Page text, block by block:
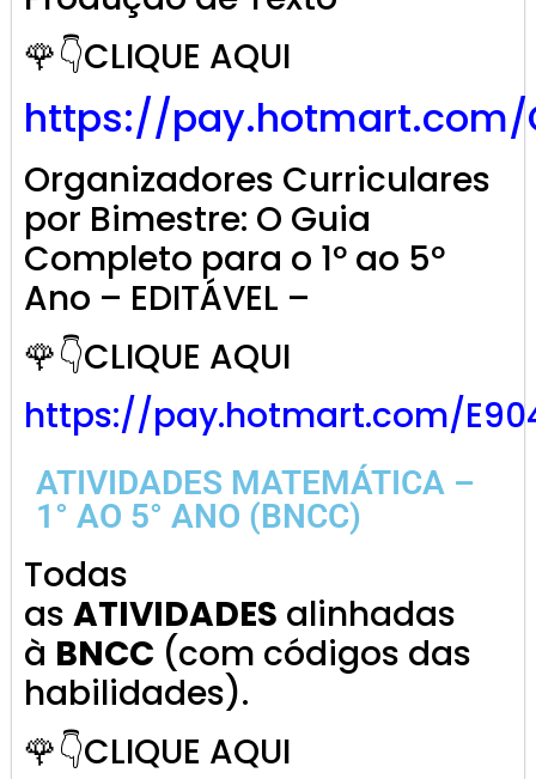
🌹👇CLIQUE AQUI
https://pay.hotmart.com/
Organizadores Curriculares
por Bimestre: O Guia
Completo para o 1º ao 5º
Ano – EDITÁVEL –
🌹👇CLIQUE AQUI
https://pay.hotmart.com/
ATIVIDADES MATEMÁTICA –
1° AO 5° ANO (BNCC)
Todas
as ATIVIDADES alinhadas
à BNCC (com códigos das
habilidades).
🌹👇CLIQUE AQUI